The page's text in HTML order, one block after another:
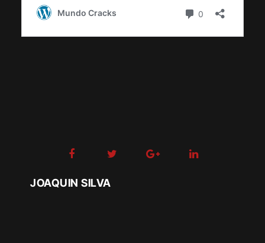
JOAQUIN SILVA